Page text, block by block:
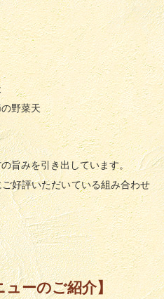
野菜天
旨みを引き出しています。
好評いただいている組み合わせ
ーのご紹介】